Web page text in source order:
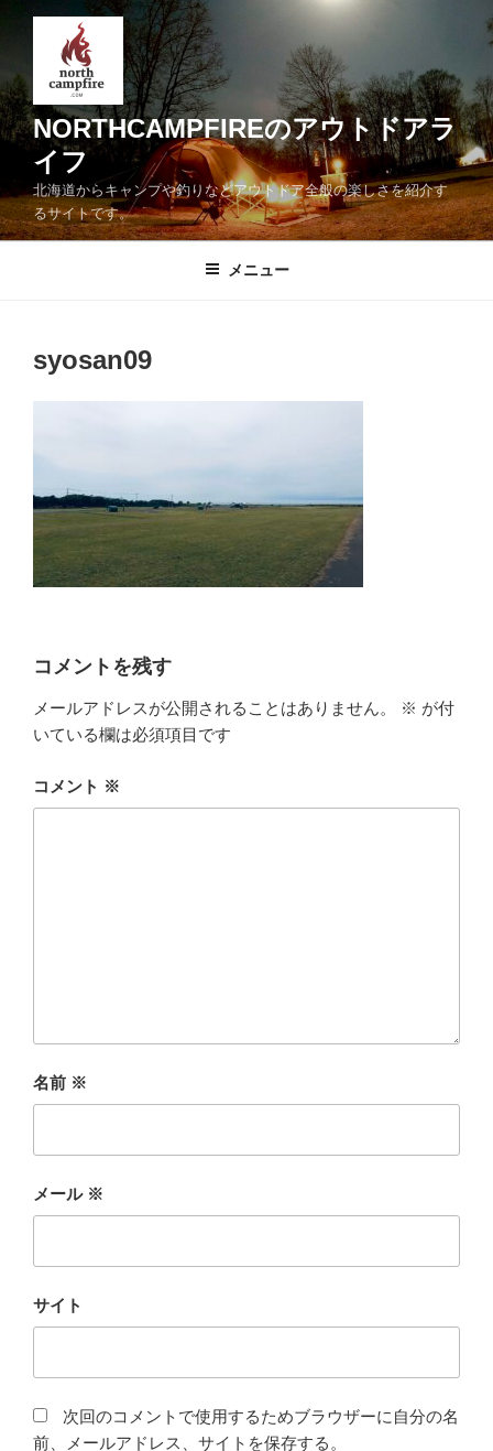
ン
ツ
へ
キ
ッ
NORTHCAMPFIREのアウトドアラ
イフ
北海道からキャンプや釣りなどアウトドア全般の楽しさを紹介す
るサイトです。
メニュー
syosan09
コメントを残す
メールアドレスが公開されることはありません。 ※ が付
いている欄は必須項目です
コメント ※
名前 ※
メール ※
サイト
次回のコメントで使用するためブラウザーに自分の名
前、メールアドレス、サイトを保存する。